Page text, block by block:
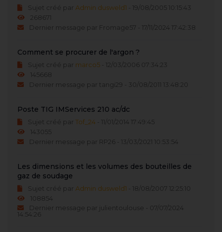
Sujet créé par Admin dusweld1 - 19/08/2005 10:15:43
268671
Dernier message par Fromage57 - 17/11/2024 17:42:38
Comment se procurer de l'argon ?
Sujet créé par marco5 - 12/03/2006 07:34:23
145668
Dernier message par tangi29 - 30/08/2011 13:48:20
Poste TIG IMServices 210 ac/dc
Sujet créé par Tof_24 - 11/01/2014 17:49:45
143055
Dernier message par RP26 - 13/03/2021 10:53:54
Les dimensions et les volumes des bouteilles de
gaz de soudage
Sujet créé par Admin dusweld1 - 18/08/2007 12:25:10
108854
Dernier message par julientoulouse - 07/07/2024
14:54:26